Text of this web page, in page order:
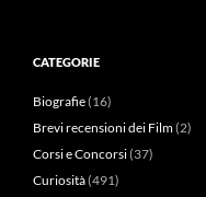
CATEGORIE
Biografie(16)
Brevi recensioni dei Film(2)
Corsi e Concorsi(37)
Curiosità(491)